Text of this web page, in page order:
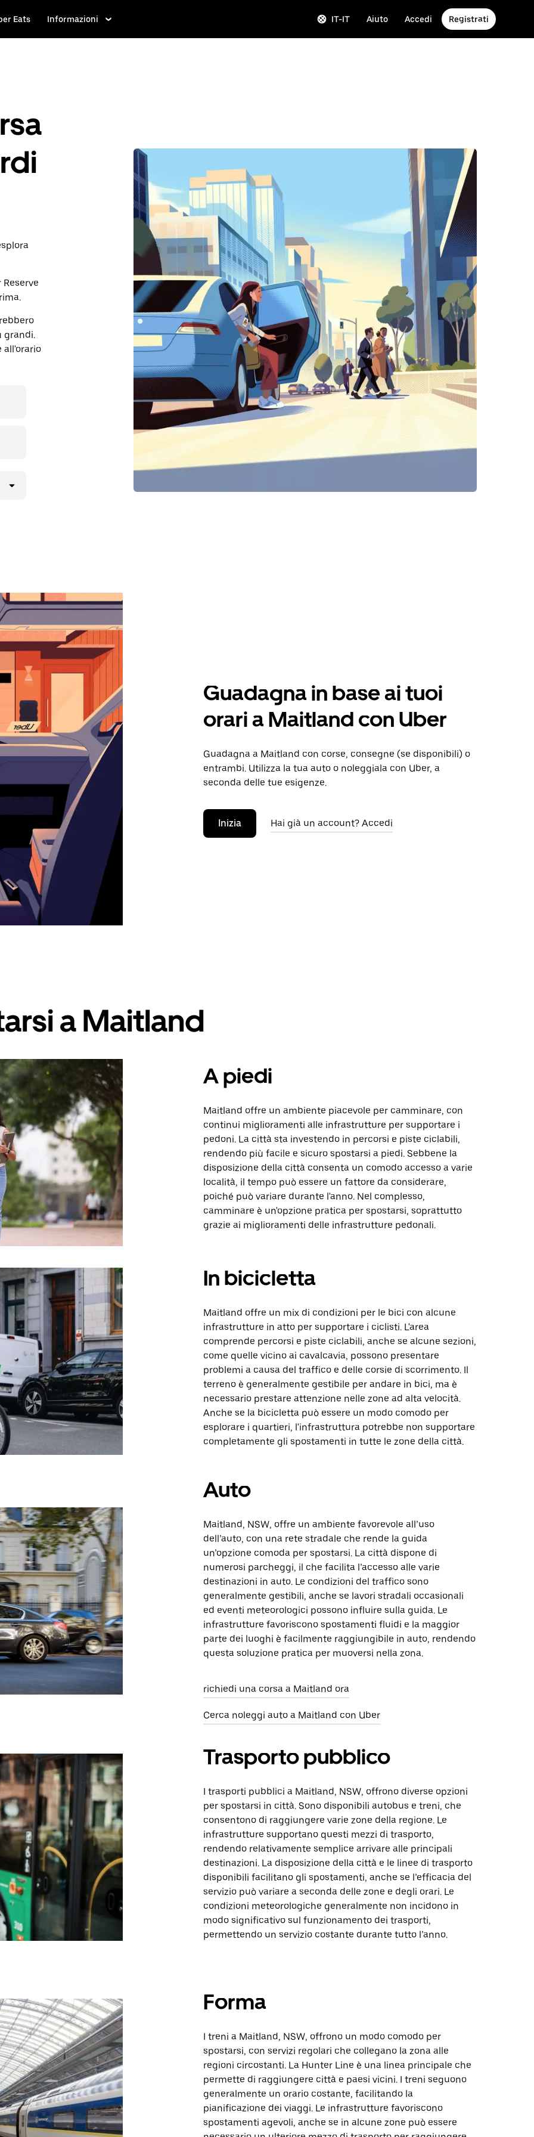
Eats Informazioni IT-IT Aiuto Accedi Registrati
grandi.
all'orario
Guadagna in base ai tuoi
orari a Maitland con Uber
Guadagna a Maitland con corse, consegne (se disponibili) o
entrambi. Utilizza la tua auto o noleggiala con Uber, a
seconda delle tue esigenze.
Inizia Hai già un account? Accedi
a Maitland
A piedi
Maitland offre un ambiente piacevole per camminare, con
continui miglioramenti alle infrastrutture per supportare i
pedoni. La città sta investendo in percorsi e piste ciclabili,
rendendo più facile e sicuro spostarsi a piedi. Sebbene la
disposizione della città consenta un comodo accesso a varie
località, il tempo può essere un fattore da considerare,
poiché può variare durante l'anno. Nel complesso,
camminare è un'opzione pratica per spostarsi, soprattutto
grazie ai miglioramenti delle infrastrutture pedonali.
In bicicletta
Maitland offre un mix di condizioni per le bici con alcune
infrastrutture in atto per supportare i ciclisti. L'area
comprende percorsi e piste ciclabili, anche se alcune sezioni,
come quelle vicino ai cavalcavia, possono presentare
problemi a causa del traffico e delle corsie di scorrimento. Il
terreno è generalmente gestibile per andare in bici, ma è
necessario prestare attenzione nelle zone ad alta velocità.
Anche se la bicicletta può essere un modo comodo per
esplorare i quartieri, l'infrastruttura potrebbe non supportare
completamente gli spostamenti in tutte le zone della città.
Auto
Maitland, NSW, offre un ambiente favorevole all’uso
dell’auto, con una rete stradale che rende la guida
un’opzione comoda per spostarsi. La città dispone di
numerosi parcheggi, il che facilita l’accesso alle varie
destinazioni in auto. Le condizioni del traffico sono
generalmente gestibili, anche se lavori stradali occasionali
ed eventi meteorologici possono influire sulla guida. Le
infrastrutture favoriscono spostamenti fluidi e la maggior
parte dei luoghi è facilmente raggiungibile in auto, rendendo
questa soluzione pratica per muoversi nella zona.
richiedi una corsa a Maitland ora
Cerca noleggi auto a Maitland con Uber
Trasporto pubblico
I trasporti pubblici a Maitland, NSW, offrono diverse opzioni
per spostarsi in città. Sono disponibili autobus e treni, che
consentono di raggiungere varie zone della regione. Le
infrastrutture supportano questi mezzi di trasporto,
rendendo relativamente semplice arrivare alle principali
destinazioni. La disposizione della città e le linee di trasporto
disponibili facilitano gli spostamenti, anche se l’efficacia del
servizio può variare a seconda delle zone e degli orari. Le
condizioni meteorologiche generalmente non incidono in
modo significativo sul funzionamento dei trasporti,
permettendo un servizio costante durante tutto l’anno.
Forma
I treni a Maitland, NSW, offrono un modo comodo per
spostarsi, con servizi regolari che collegano la zona alle
regioni circostanti. La Hunter Line è una linea principale che
permette di raggiungere città e paesi vicini. I treni seguono
generalmente un orario costante, facilitando la
pianificazione dei viaggi. Le infrastrutture favoriscono
spostamenti agevoli, anche se in alcune zone può essere